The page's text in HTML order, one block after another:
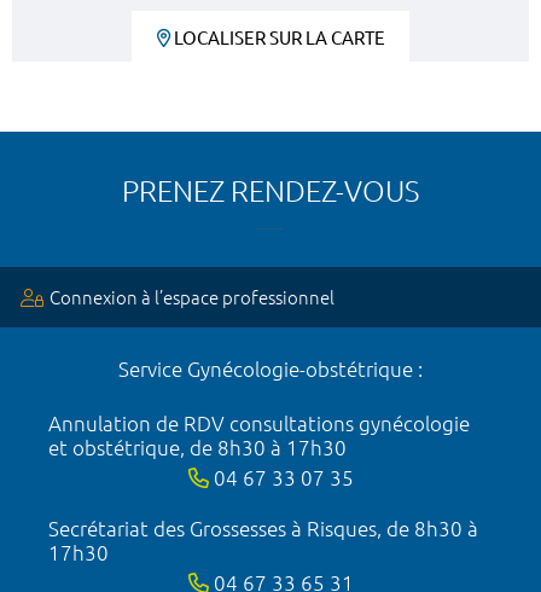
LOCALISER SUR LA CARTE
PRENEZ RENDEZ-VOUS
Connexion à l’espace professionnel
Service Gynécologie-obstétrique :
Annulation de RDV consultations gynécologie
et obstétrique, de 8h30 à 17h30
04 67 33 07 35
Secrétariat des Grossesses à Risques, de 8h30 à
17h30
04 67 33 65 31